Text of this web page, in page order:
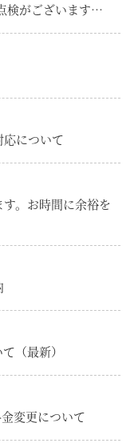
検がございます…
について
。お時間に余裕を
（最新）
変更について